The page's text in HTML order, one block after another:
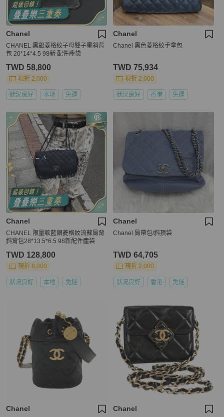
Chanel
CHANEL 黑銀菱格紋子母雙子星斜背
包 20*14*4.5 98新 配件塵袋
TWD 58,800
現折 2,000
狀況良好 本地 免運
Chanel
Chanel 黑色菱格紋手拿包
TWD 75,934
現折 2,000
狀況良好 香港 免運
Chanel
CHANEL 限量款藍銀菱格紋流蘇肩背
斜背包28*13.5*6.5 98新配件塵袋
TWD 128,800
現折 8,000
狀況良好 本地 免運
Chanel
Chanel 肩帶包/斜孭袋
TWD 64,705
現折 2,000
狀況良好 香港 免運
Chanel Chanel